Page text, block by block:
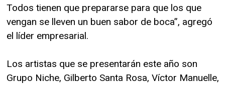
Todos tienen que prepararse para que los que
vengan se lleven un buen sabor de boca”, agregó
el líder empresarial.
Los artistas que se presentarán este año son
Grupo Niche, Gilberto Santa Rosa, Víctor Manuelle,